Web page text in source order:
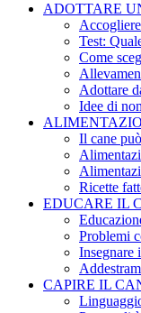
ADOTTARE
Test:
Come
Adottare
Idee di
Il cane
Ricette
EDUCARE IL
Problemi
Insegnare
CAPIRE IL